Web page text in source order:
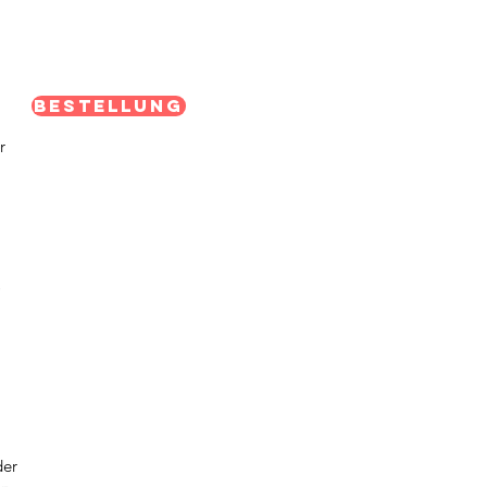
Bestellung